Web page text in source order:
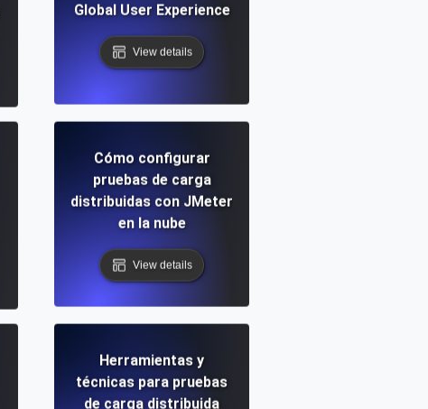
Global User Experience
View details
Cómo configurar
pruebas de carga
distribuidas con JMeter
en la nube
View details
Herramientas y
técnicas para pruebas
de carga distribuida